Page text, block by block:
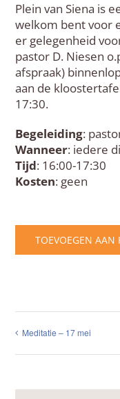
Plein van Siena is
welkom bent voor
er gelegenheid
pastor D. Niesen
afspraak)
aan de
17:30.
Begeleiding:
Wanneer: iedere
Tijd: 16:00-17:30
Kosten: geen
TOEVOEGEN AAN
Meditatie – 17 mei